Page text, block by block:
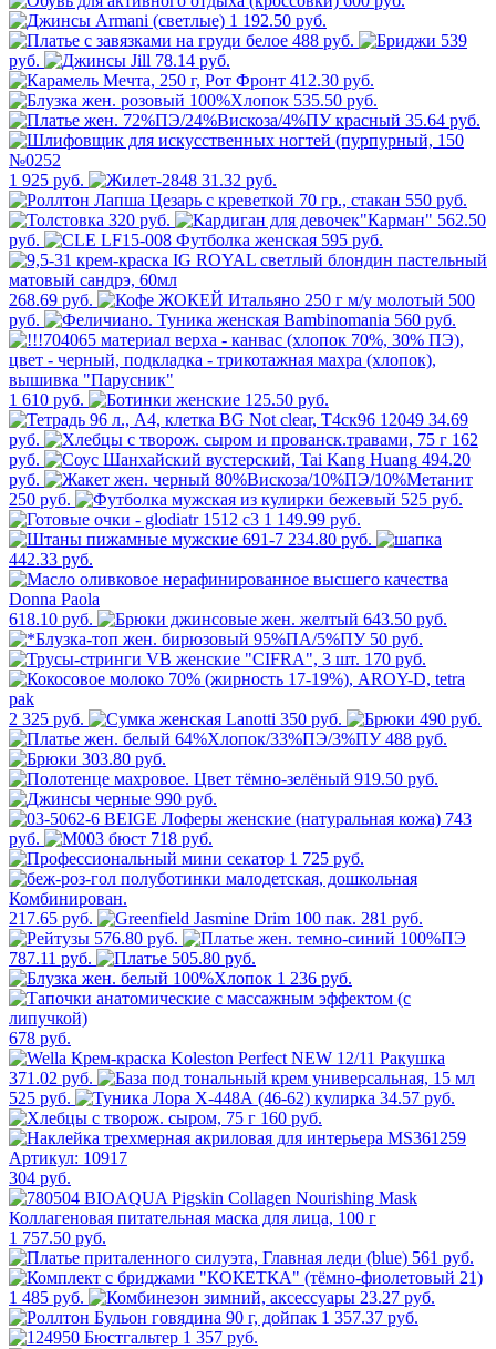
1 192.50 руб.
488 руб.
539
руб.
78.14 руб.
412.30 руб.
535.50 руб.
35.64 руб.
1 925 руб.
31.32 руб.
550 руб.
320 руб.
562.50
руб.
595 руб.
268.69 руб.
500
руб.
560 руб.
1 610 руб.
125.50 руб.
34.69
руб.
162
руб.
494.20
руб.
250 руб.
525 руб.
1 149.99 руб.
234.80 руб.
442.33 руб.
618.10 руб.
643.50 руб.
50 руб.
170 руб.
2 325 руб. 350 руб.
490 руб.
488 руб.
303.80 руб.
919.50 руб.
990 руб.
743
руб.
718 руб.
1 725 руб.
217.65 руб.
281 руб.
576.80 руб.
787.11 руб.
505.80 руб.
1 236 руб.
678 руб.
371.02 руб.
525 руб.
34.57 руб.
160 руб.
304 руб.
1 757.50 руб.
561 руб.
1 485 руб.
23.27 руб.
1 357.37 руб.
1 357 руб.